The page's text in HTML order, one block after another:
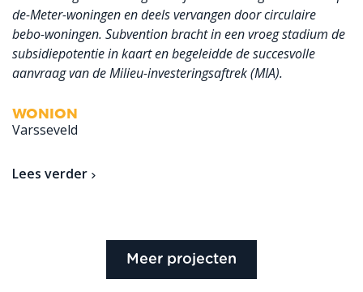
de-Meter-woningen en deels vervangen door circulaire
bebo-woningen. Subvention bracht in een vroeg stadium de
subsidiepotentie in kaart en begeleidde de succesvolle
aanvraag van de Milieu-investeringsaftrek (MIA).
WONION
Varsseveld
Lees verder
Meer projecten